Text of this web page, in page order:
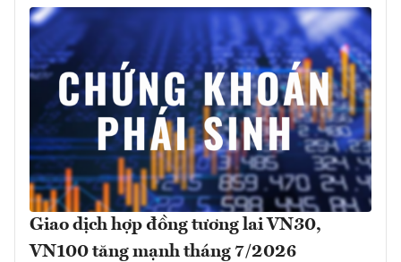
Giao dịch hợp đồng tương lai VN30,
VN100 tăng mạnh tháng 7/2026